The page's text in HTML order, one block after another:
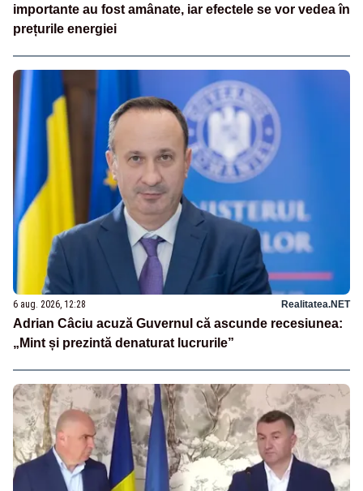
importante au fost amânate, iar efectele se vor vedea în
prețurile energiei
6 aug. 2026, 12:28 Realitatea.NET
Adrian Câciu acuză Guvernul că ascunde recesiunea:
„Mint și prezintă denaturat lucrurile”